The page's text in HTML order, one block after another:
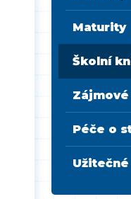
Maturity
Školní
Péče o